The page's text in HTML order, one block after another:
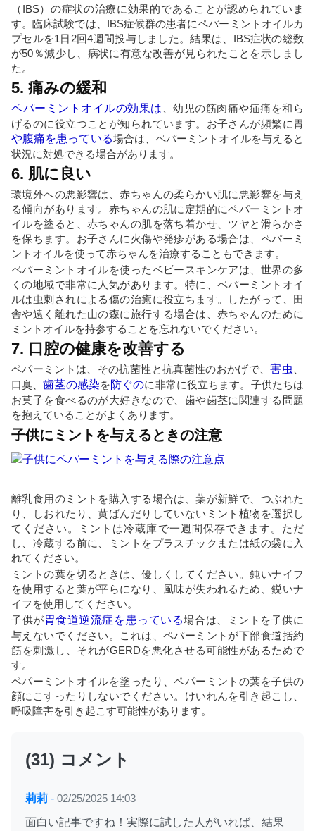
（IBS）の症状の治療に効果的であることが認められていま
す。臨床試験では、IBS症候群の患者にペパーミントオイルカ
プセルを1日2回4週間投与しました。結果は、IBS症状の総数
が50％減少し、病状に有意な改善が見られたことを示しまし
た。
5. 痛みの緩和
ペパーミントオイルの効果は
、幼児の筋肉痛や疝痛を和ら
げるのに役立つことが知られています。お子さんが頻繁に胃
や腹痛を患っている場合は、ペパーミントオイルを与えると
状況に対処できる場合があります。
6. 肌に良い
環境外への悪影響は、赤ちゃんの柔らかい肌に悪影響を与え
る傾向があります。赤ちゃんの肌に定期的にペパーミントオ
イルを塗ると、赤ちゃんの肌を落ち着かせ、ツヤと滑らかさ
を保ちます。お子さんに火傷や発疹がある場合は、ペパーミ
ントオイルを使って赤ちゃんを治療することもできます。
ペパーミントオイルを使ったベビースキンケアは、世界の多
くの地域で非常に人気があります。特に、ペパーミントオイ
ルは虫刺されによる傷の治癒に役立ちます。したがって、田
舎や遠く離れた山の森に旅行する場合は、赤ちゃんのために
ミントオイルを持参することを忘れないでください。
7. 口腔の健康を改善する
ペパーミントは、その抗菌性と抗真菌性のおかげで、害虫
口臭、歯茎の感染を防ぐのに非常に役立ちます。子供たちは
お菓子を食べるのが大好きなので、歯や歯茎に関連する問題
を抱えていることがよくあります。
子供にミントを与えるときの注意
離乳食用のミントを購入する場合は、葉が新鮮で、つぶれた
り、しおれたり、黄ばんだりしていないミント植物を選択し
てください。ミントは冷蔵庫で一週間保存できます。ただ
し、冷蔵する前に、ミントをプラスチックまたは紙の袋に入
れてください。
ミントの葉を切るときは、優しくしてください。鈍いナイフ
を使用すると葉が平らになり、風味が失われるため、鋭いナ
イフを使用してください。
子供が胃食道逆流症を患っている場合は、ミントを子供に
与えないでください。これは、ペパーミントが下部食道括約
筋を刺激し、それがGERDを悪化させる可能性があるためで
す。
ペパーミントオイルを塗ったり、ペパーミントの葉を子供の
顔にこすったりしないでください。けいれんを引き起こし、
呼吸障害を引き起こす可能性があります。
(31) コメント
莉莉 - 02/25/2025 14:03
面白い記事ですね！実際に試した人がいれば、結果